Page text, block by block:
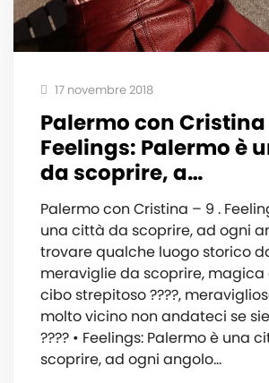
17 novembre 2018
Palermo con Cristina
Feelings: Palermo è
da scoprire, a…
Palermo con Cristina – 9 .
una città da scoprire, ad ogni
trovare qualche luogo storico
meraviglie da scoprire, magica
cibo strepitoso ????,
molto vicino non andateci se
???? • Feelings: Palermo è una
scoprire, ad ogni angolo…